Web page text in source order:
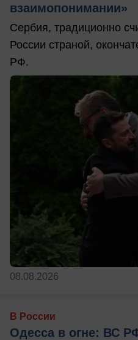
взаимопонимании»
Сербия, традиционно
России страной,
РФ.
08.08.2026
В России
Одесса в огне: ВС